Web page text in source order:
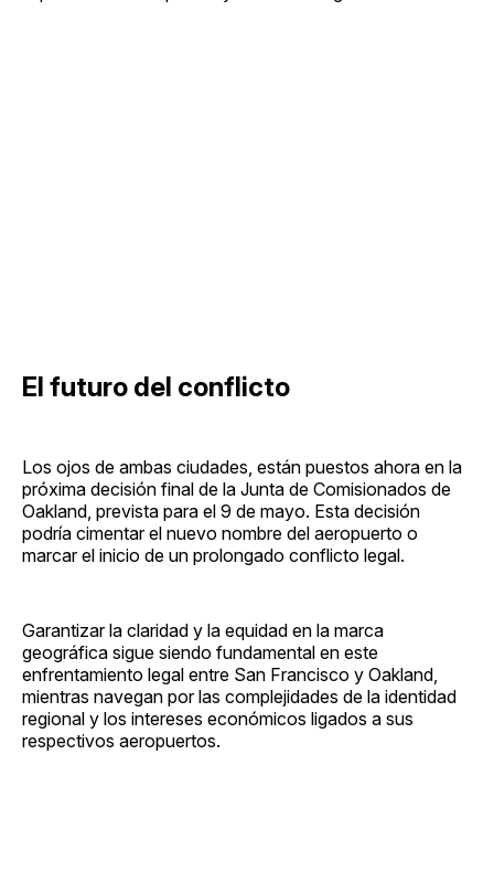
El futuro del conflicto
Los ojos de ambas ciudades, están puestos ahora en la
próxima decisión final de la Junta de Comisionados de
Oakland, prevista para el 9 de mayo. Esta decisión
podría cimentar el nuevo nombre del aeropuerto o
marcar el inicio de un prolongado conflicto legal.
Garantizar la claridad y la equidad en la marca
geográfica sigue siendo fundamental en este
enfrentamiento legal entre San Francisco y Oakland,
mientras navegan por las complejidades de la identidad
regional y los intereses económicos ligados a sus
respectivos aeropuertos.